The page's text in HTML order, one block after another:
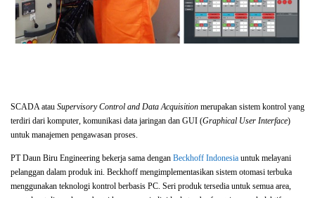
SCADA atau Supervisory Control and Data Acquisition merupakan sistem kontrol yang
terdiri dari komputer, komunikasi data jaringan dan GUI (Graphical User Interface)
untuk manajemen pengawasan proses.
PT Daun Biru Engineering bekerja sama dengan Beckhoff Indonesia untuk melayani
pelanggan dalam produk ini. Beckhoff mengimplementasikan sistem otomasi terbuka
menggunakan teknologi kontrol berbasis PC. Seri produk tersedia untuk semua area,